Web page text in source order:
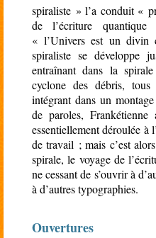
spiraliste » l’a conduit «
de l’écriture
« l’Univers est un divin
spiraliste se développe
entraînant dans la
cyclone des débris,
intégrant dans un
de paroles,
essentiellement déroulée à
de travail ; mais c’est
spirale, le voyage de
ne cessant de s’ouvrir à
à d’autres typographies.
Ouvertures